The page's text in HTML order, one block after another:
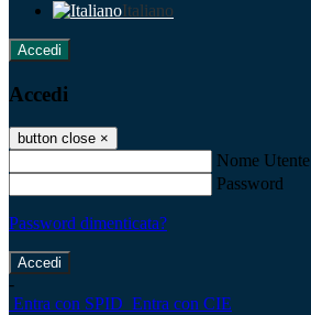
Italiano
Accedi
Accedi
button close ×
Nome Utente
Password
Password dimenticata?
-
Entra con SPID Entra con CIE